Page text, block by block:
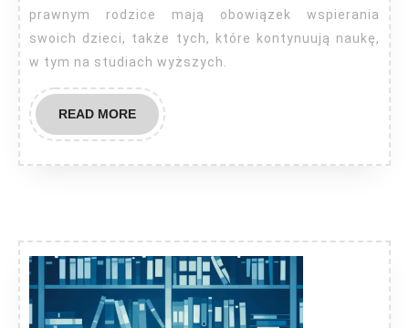
prawnym rodzice mają obowiązek wspierania
swoich dzieci, także tych, które kontynuują naukę,
w tym na studiach wyższych.
READ MOREREAD
MORE